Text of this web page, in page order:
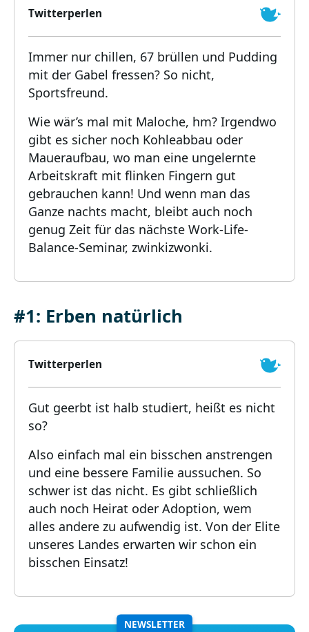
Twitterperlen
Immer nur chillen, 67 brüllen und Pudding
mit der Gabel fressen? So nicht,
Sportsfreund.
Wie wär’s mal mit Maloche, hm? Irgendwo
gibt es sicher noch Kohleabbau oder
Maueraufbau, wo man eine ungelernte
Arbeitskraft mit flinken Fingern gut
gebrauchen kann! Und wenn man das
Ganze nachts macht, bleibt auch noch
genug Zeit für das nächste Work-Life-
Balance-Seminar, zwinkizwonki.
#1: Erben natürlich
Twitterperlen
Gut geerbt ist halb studiert, heißt es nicht
so?
Also einfach mal ein bisschen anstrengen
und eine bessere Familie aussuchen. So
schwer ist das nicht. Es gibt schließlich
auch noch Heirat oder Adoption, wem
alles andere zu aufwendig ist. Von der Elite
unseres Landes erwarten wir schon ein
bisschen Einsatz!
NEWSLETTER